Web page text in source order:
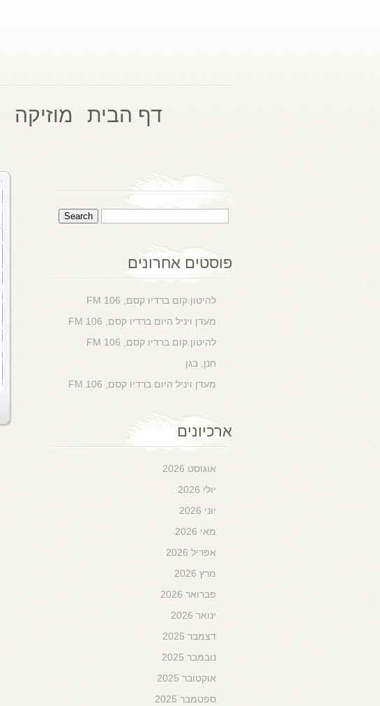
דף הבית מוזיקה
פוסטים אחרונים
להיטון.קום ברדיו קסם, 106 FM
מעדן ויניל היום ברדיו קסם, 106 FM
להיטון.קום ברדיו קסם, 106 FM
חנן, בגן
מעדן ויניל היום ברדיו קסם, 106 FM
ארכיונים
אוגוסט 2026
יולי 2026
יוני 2026
מאי 2026
אפריל 2026
מרץ 2026
פברואר 2026
ינואר 2026
דצמבר 2025
נובמבר 2025
אוקטובר 2025
ספטמבר 2025